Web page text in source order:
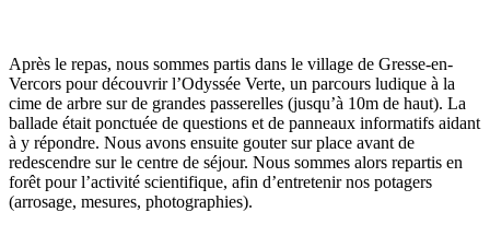
Après le repas, nous sommes partis dans le village de Gresse-en-
Vercors pour découvrir l’Odyssée Verte, un parcours ludique à la
cime de arbre sur de grandes passerelles (jusqu’à 10m de haut). La
ballade était ponctuée de questions et de panneaux informatifs aidant
à y répondre. Nous avons ensuite gouter sur place avant de
redescendre sur le centre de séjour. Nous sommes alors repartis en
forêt pour l’activité scientifique, afin d’entretenir nos potagers
(arrosage, mesures, photographies).